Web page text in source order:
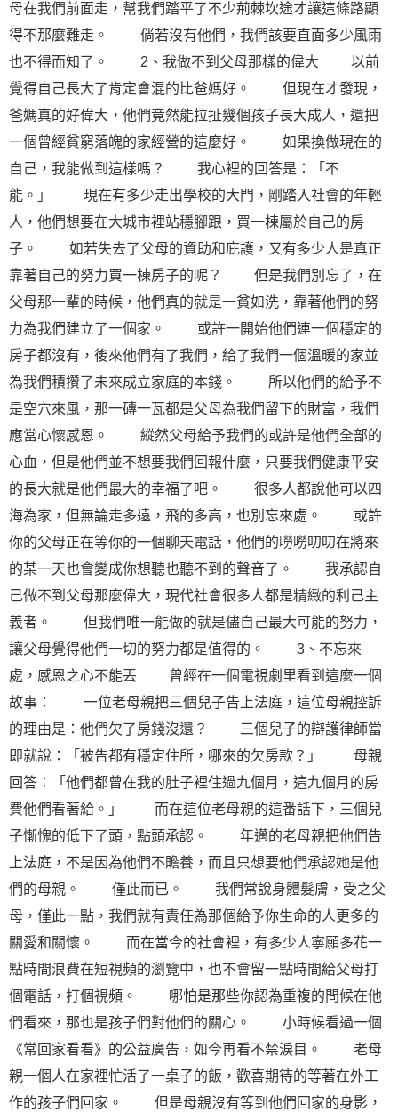
母在我們前面走，幫我們踏平了不少荊棘坎途才讓這條路顯
得不那麼難走。 倘若沒有他們，我們該要直面多少風雨
也不得而知了。 2、我做不到父母那樣的偉大 以前
覺得自己長大了肯定會混的比爸媽好。 但現在才發現，
爸媽真的好偉大，他們竟然能拉扯幾個孩子長大成人，還把
一個曾經貧窮落魄的家經營的這麼好。 如果換做現在的
自己，我能做到這樣嗎？ 我心裡的回答是：「不
能。」 現在有多少走出學校的大門，剛踏入社會的年輕
人，他們想要在大城市裡站穩腳跟，買一棟屬於自己的房
子。 如若失去了父母的資助和庇護，又有多少人是真正
靠著自己的努力買一棟房子的呢？ 但是我們別忘了，在
父母那一輩的時候，他們真的就是一貧如洗，靠著他們的努
力為我們建立了一個家。 或許一開始他們連一個穩定的
房子都沒有，後來他們有了我們，給了我們一個溫暖的家並
為我們積攢了未來成立家庭的本錢。 所以他們的給予不
是空穴來風，那一磚一瓦都是父母為我們留下的財富，我們
應當心懷感恩 。 縱然父母給予我們的或許是他們全部的
心血，但是他們並不想要我們回報什麼，只要我們健康平安
的長大就是他們最大的幸福了吧。 很多人都說他可以四
海為家，但無論走多遠，飛的多高，也別忘來處。 或許
你的父母正在等你的一個聊天電話，他們的嘮嘮叨叨在將來
的某一天也會變成你想聽也聽不到的聲音了。 我承認自
己做不到父母那麼偉大，現代社會很多人都是精緻的利己主
義者。 但我們唯一能做的就是儘自己最大可能的努力，
讓父母覺得他們一切的努力都是值得的。 3、不忘來
處，感恩之心不能丟 曾經在一個電視劇里看到這麼一個
故事： 一位老母親把三個兒子告上法庭，這位母親控訴
的理由是：他們欠了房錢沒還？ 三個兒子的辯護律師當
即就說：「被告都有穩定住所，哪來的欠房款？」 母親
回答：「他們都曾在我的肚子裡住過九個月，這九個月的房
費他們看著給。」 而在這位老母親的這番話下，三個兒
子慚愧的低下了頭，點頭承認。 年邁的老母親把他們告
上法庭，不是因為他們不贍養，而且只想要他們承認她是他
們的母親。 僅此而已。 我們常說身體髮膚，受之父
母，僅此一點，我們就有責任為那個給予你生命的人更多的
關愛和關懷。 而在當今的社會裡，有多少人寧願多花一
點時間浪費在短視頻的瀏覽中，也不會留一點時間給父母打
個電話，打個視頻。 哪怕是那些你認為重複的問候在他
們看來，那也是孩子們對他們的關心。 小時候看過一個
《常回家看看》的公益廣告，如今再看不禁淚目。 老母
親一個人在家裡忙活了一桌子的飯，歡喜期待的等著在外工
作的孩子們回家。 但是母親沒有等到他們回家的身影，